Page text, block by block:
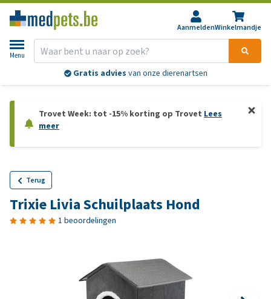
AanmeldenWinkelmandje
Menu
Gratis advies van onze dierenartsen
Trovet Week: tot -15% korting op Trovet Lees
meer
Terug
Trixie Livia Schuilplaats Hond
1 beoordelingen